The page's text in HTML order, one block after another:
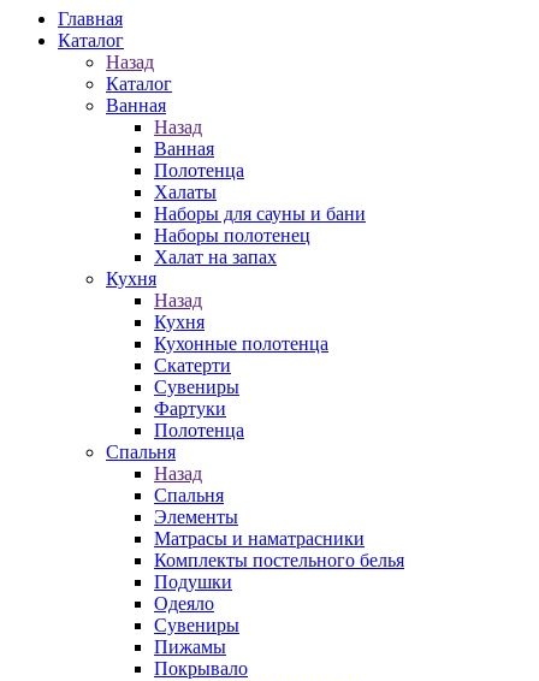
Главная
Каталог
Назад
Каталог
Ванная
Назад
Ванная
Полотенца
Халаты
Наборы для сауны и бани
Наборы полотенец
Халат на запах
Кухня
Назад
Кухня
Кухонные полотенца
Скатерти
Сувениры
Фартуки
Полотенца
Спальня
Назад
Спальня
Элементы
Матрасы и наматрасники
Комплекты постельного белья
Подушки
Одеяло
Сувениры
Пижамы
Покрывало